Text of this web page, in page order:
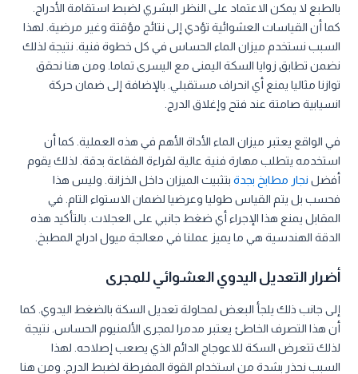
بالطبع لا يمكن الاعتماد على النظر البشري لضبط استقامة الأدراج.
كما أن القياسات العشوائية تؤدي إلى نتائج مؤقتة وغير مرضية. لهذا
السبب نستخدم ميزان الماء الحساس في كل خطوة فنية. نتيجة لذلك
نضمن تطابق زوايا السكة اليمنى مع اليسرى تماما. ومن هنا نحقق
توازنا مثاليا يمنع أي انحراف مستقبلي. بالإضافة إلى ضمان حركة
انسيابية صامتة عند فتح وإغلاق الدرج.
في الواقع يعتبر ميزان الماء الأداة الأهم في هذه العملية. كما أن
استخدمه يتطلب مهارة فنية عالية لقراءة الفقاعة بدقة. لذلك يقوم
أفضل نجار مطابخ بجدة بتثبيت الميزان داخل الخزانة. وليس هذا
فحسب بل يتم القياس طوليا وعرضيا لضمان الاستواء التام. في
المقابل يمنع هذا الإجراء أي ضغط جانبي على العجلات. بالتأكيد هذه
الدقة الهندسية هي ما يميز عملنا في معالجة ميول ادراج المطبخ.
أضرار التعديل اليدوي العشوائي للمجرى
إلى جانب ذلك يلجأ البعض لمحاولة تعديل السكة بالضغط اليدوي. كما
أن هذا التصرف الخاطئ يعتبر مدمرا لمجرى الألمنيوم الحساس. نتيجة
لذلك تتعرض السكة للاعوجاج الدائم الذي يصعب إصلاحه. لهذا
السبب نحذر بشدة من استخدام القوة المفرطة لضبط الدرج. ومن هنا